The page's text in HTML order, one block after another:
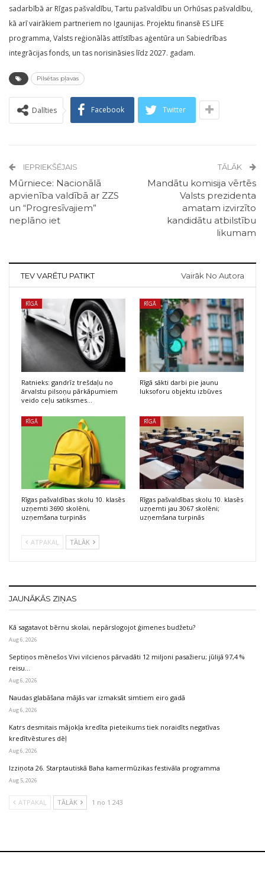
sadarbībā ar Rīgas pašvaldību, Tartu pašvaldību un Orhūsas pašvaldību,
kā arī vairākiem partneriem no Igaunijas. Projektu finansē ES LIFE
programma, Valsts reģionālās attīstības aģentūra un Sabiedrības
integrācijas fonds, un tas norisināsies līdz 2027. gadam.
Pilsētas pļavas
Dalīties Facebook Twitter
IEPRIEKŠĒJAIS
Mūrniece: Nacionālā
apvienība valdībā ar ZZS
un “Progresīvajiem”
neplāno iet
TĀLĀK
Mandātu komisija vērtēs
Valsts prezidenta
amatam izvirzīto
kandidātu atbilstību
likumam
TEV VARĒTU PATIKT Vairāk No Autora
RĪGĀ
Ratnieks: gandrīz trešdaļu no
ārvalstu pilsoņu pārkāpumiem
veido ceļu satiksmes…
RĪGĀ
Rīgā sākti darbi pie jaunu
luksoforu objektu izbūves
RĪGĀ
Rīgas pašvaldības skolu 10. klasēs
uzņemti 3690 skolēni,
uzņemšana turpinās
RĪGĀ
Rīgas pašvaldības skolu 10. klasēs
uzņemti jau 3067 skolēni;
uzņemšana turpinās
ATPAKAĻ TĀLĀK
JAUNĀKĀS ZIŅAS
Kā sagatavot bērnu skolai, nepārslogojot ģimenes budžetu?
Aug 6, 2026
Septiņos mēnešos Vivi vilcienos pārvadāti 12 miljoni pasažieru; jūlijā 97,4 %
reisu…
Aug 6, 2026
Naudas glabāšana mājās var izmaksāt simtiem eiro gadā
Aug 6, 2026
Katrs desmitais mājokļa kredīta pieteikums tiek noraidīts negatīvas
kredītvēstures dēļ
Aug 6, 2026
Izziņota 26. Starptautiskā Baha kamermūzikas festivāla programma
Aug 5, 2026
ATPAKAĻ TĀLĀK 1 no 1 243